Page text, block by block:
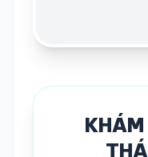
KHÁM